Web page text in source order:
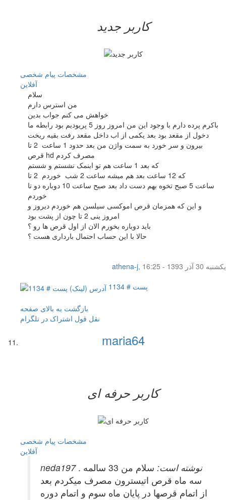
کاربر جدید
مشخصات پیام شخصی
آفلاين
سلام
من استرس دارم
خواهش می کنم جواب بدین
باکرم پرده دارم با وجود این من امروز روز 5 پریودیم بود رابطه ما
دخول از مقعد بود بعد یکمی از اب داخل مقعد رفت بقیه ریخت
بیرون و سر خورد به سمت واژن من بعد حدود 1 ساعت 2 تا
که بعد 1 ساعت هم تو ابنمک نشستم و شستم
که 12 ساعت بعد هم میشه ساعت 2 شب خوردم 2 تا
ساعت 5 صبح تخوه بهم دست داد بعد صبح ساعت 10 دوباره دو تا
خوردم
و این که همزمان قرص اموکسی سیلسن هم خوردم دیروز و
امروز ینی 2 تا چون از پشت بود
باید دوباره بخورم الان از اول قرص ها رو ؟
حالا با این حساب احتمال بارداری هست ؟
athena-j,
یکشنبه 30 آذر 1393 - 16:25
پست # 1134
بازگشت به بالای صفحه
نقل قول اشتراک در تلگرام
maria64
کاربر حرفه ای
مشخصات پیام شخصی
آفلاين
neda197 نوشته است:
سلام من 33 سالمه .
سه ماه قرص اتیسترون مصرف میکردم بعد
از اتمام قرصها در پایان ماه سوم و اتمام دوره